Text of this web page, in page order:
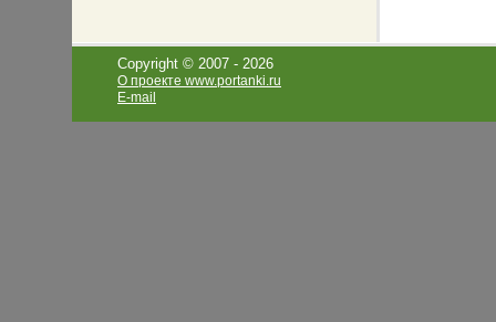
Copyright © 2007 - 2026
О проекте www.portanki.ru
E-mail